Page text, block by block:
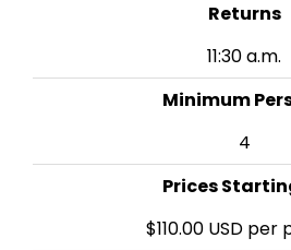
Returns
11:30 a.m.
Minimum
4
Prices
$110.00 USD per